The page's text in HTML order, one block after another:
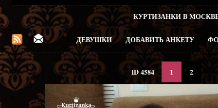
КУРТИЗАНКИ В
ДЕВУШКИ ДОБАВИТЬ АНКЕТУ
ID 4584 1 2